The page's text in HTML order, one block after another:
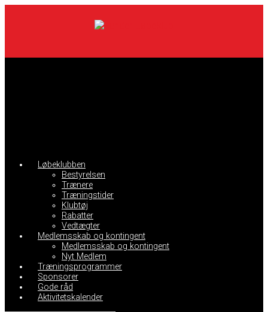
Løbeklubben
Bestyrelsen
Trænere
Træningstider
Klubtøj
Rabatter
Vedtægter
Medlemsskab og kontingent
Medlemsskab og kontingent
Nyt Medlem
Træningsprogrammer
Sponsorer
Gode råd
Aktivitetskalender